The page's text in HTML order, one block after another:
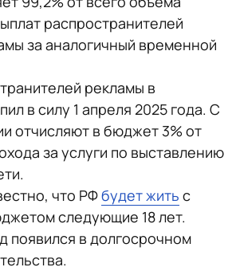
распространителей
за аналогичный временной
рекламы в
в силу 1 апреля 2025 года. С
отчисляют в бюджет 3% от
за услуги по выставлению
что РФбудет жить с
следующие 18 лет.
появился в долгосрочном